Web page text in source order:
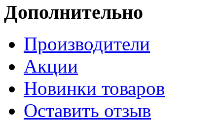
Дополнительно
Производители
Акции
Новинки товаров
Оставить отзыв